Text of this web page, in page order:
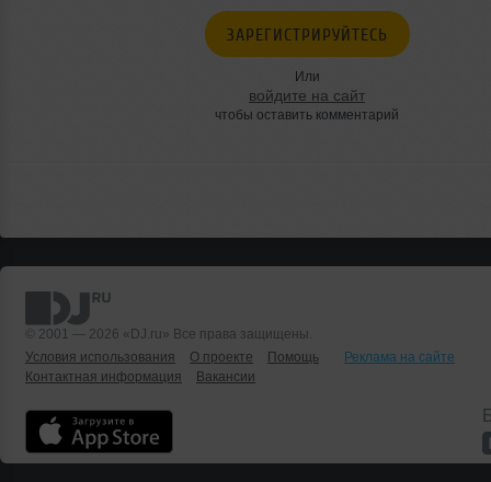
ЗАРЕГИСТРИРУЙТЕСЬ
Или
войдите на сайт
чтобы оставить комментарий
© 2001 — 2026 «DJ.ru» Все права защищены.
Условия использования
О проекте Помощь
Реклама на сайте
Контактная информация
Вакансии